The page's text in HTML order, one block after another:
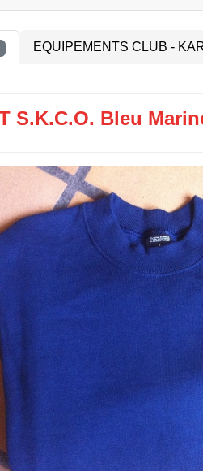
EQUIPEMENTS CLUB -
S.K.C.O. Bleu